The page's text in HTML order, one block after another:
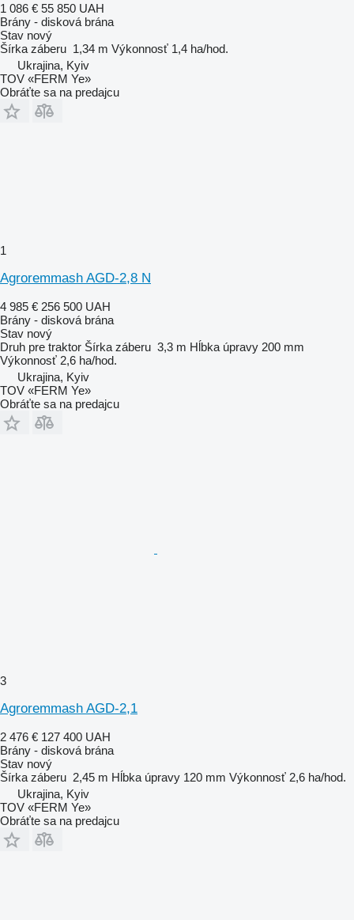
1 086 € 55 850 UAH
Brány - disková brána
Stav nový
Šírka záberu 1,34 m Výkonnosť 1,4 ha/hod.
Ukrajina, Kyiv
TOV «FERM Ye»
Obráťte sa na predajcu
1
Agroremmash AGD-2,8 N
4 985 € 256 500 UAH
Brány - disková brána
Stav nový
Druh pre traktor Šírka záberu 3,3 m Hĺbka úpravy 200 mm
Výkonnosť 2,6 ha/hod.
Ukrajina, Kyiv
TOV «FERM Ye»
Obráťte sa na predajcu
3
Agroremmash AGD-2,1
2 476 € 127 400 UAH
Brány - disková brána
Stav nový
Šírka záberu 2,45 m Hĺbka úpravy 120 mm Výkonnosť 2,6 ha/hod.
Ukrajina, Kyiv
TOV «FERM Ye»
Obráťte sa na predajcu